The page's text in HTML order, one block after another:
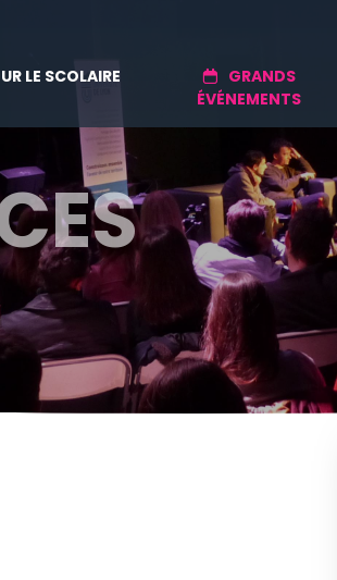
LE SCOLAIRE
GRANDS
ÉVÉNEMENTS